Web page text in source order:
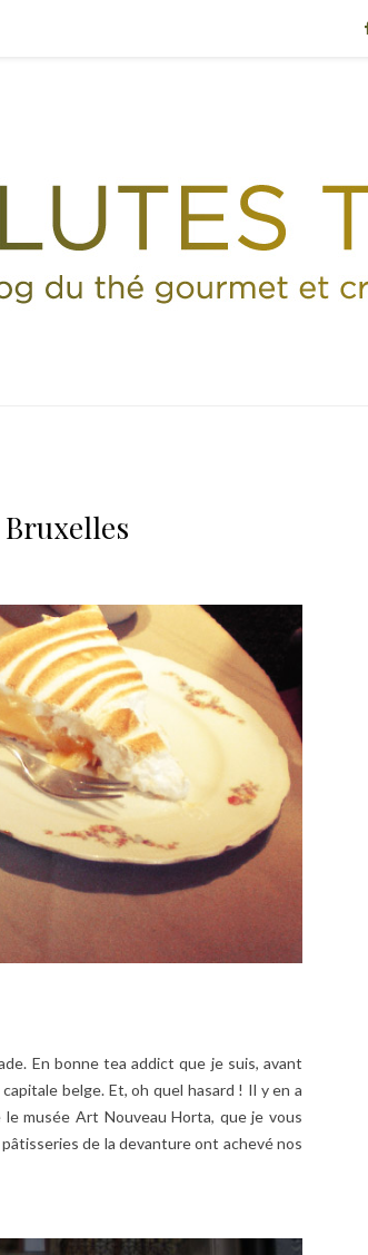
Bruxelles
En bonne tea addict que je suis, avant
belge. Et, oh quel hasard ! Il y en a
musée Art Nouveau Horta, que je vous
pâtisseries de la devanture ont achevé nos